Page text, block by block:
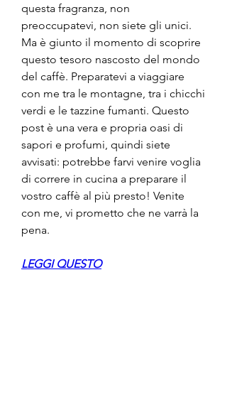
questa fragranza, non
preoccupatevi, non siete gli unici.
Ma è giunto il momento di scoprire
questo tesoro nascosto del mondo
del caffè. Preparatevi a viaggiare
con me tra le montagne, tra i chicchi
verdi e le tazzine fumanti. Questo
post è una vera e propria oasi di
sapori e profumi, quindi siete
avvisati: potrebbe farvi venire voglia
di correre in cucina a preparare il
vostro caffè al più presto! Venite
con me, vi prometto che ne varrà la
pena.
LEGGI QUESTO